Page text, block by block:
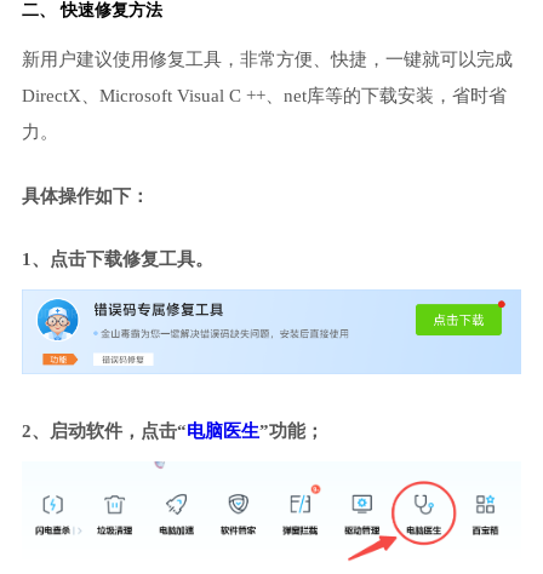
二、 快速修复方法
新用户建议使用修复工具，非常方便、快捷，一键就可以完成
DirectX、Microsoft Visual C ++、net库等的下载安装，省时省
力。
具体操作如下：
1、点击下载修复工具。
2、启动软件，点击“电脑医生”功能；